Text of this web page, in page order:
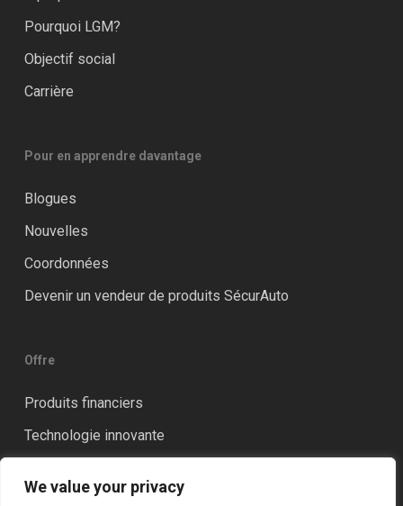
We value your privacy
Pourquoi LGM?
Objectif social
Carrière
Pour en apprendre davantage
Blogues
Nouvelles
Coordonnées
Devenir un vendeur de produits SécurAuto
Offre
Produits financiers
Technologie innovante
Formation et accompagnement